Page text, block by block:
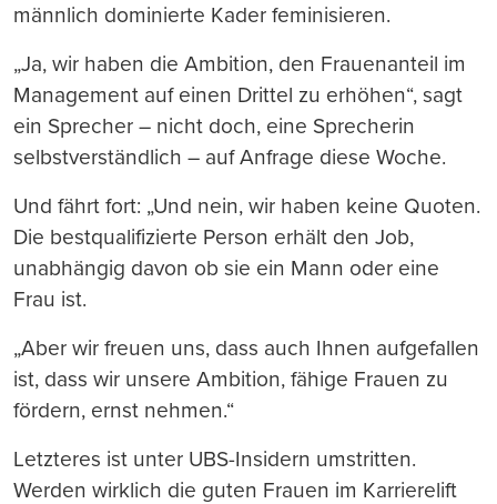
männlich dominierte Kader feminisieren.
„Ja, wir haben die Ambition, den Frauenanteil im
Management auf einen Drittel zu erhöhen“, sagt
ein Sprecher – nicht doch, eine Sprecherin
selbstverständlich – auf Anfrage diese Woche.
Und fährt fort: „Und nein, wir haben keine Quoten.
Die bestqualifizierte Person erhält den Job,
unabhängig davon ob sie ein Mann oder eine
Frau ist.
„Aber wir freuen uns, dass auch Ihnen aufgefallen
ist, dass wir unsere Ambition, fähige Frauen zu
fördern, ernst nehmen.“
Letzteres ist unter UBS-Insidern umstritten.
Werden wirklich die guten Frauen im Karrierelift